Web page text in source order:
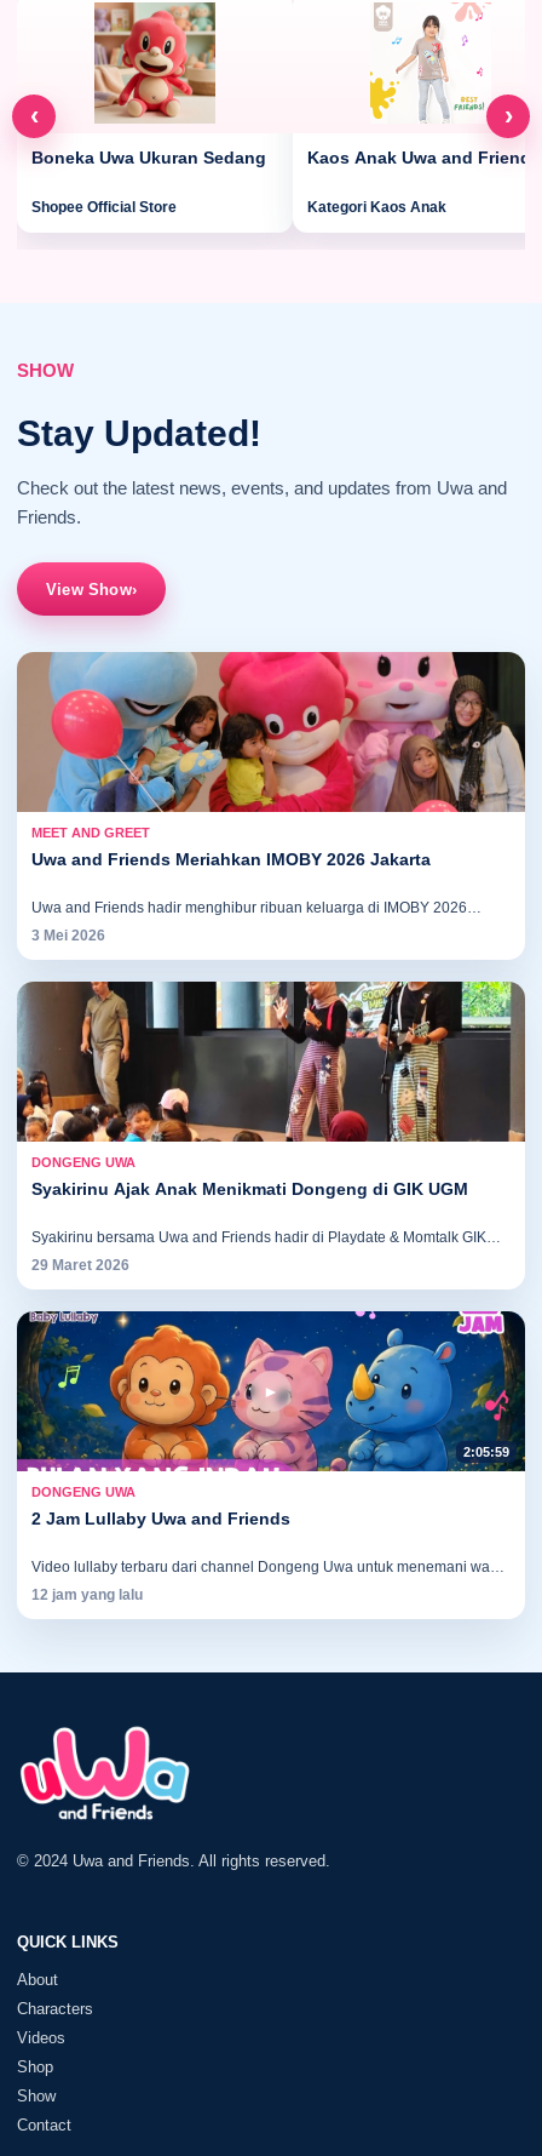
‹
Boneka Uwa Ukuran Sedang
Shopee Official Store
Kaos Anak Uwa and Friends
Kategori Kaos Anak
›
SHOW
Stay Updated!
Check out the latest news, events, and updates from Uwa and
Friends.
View Show›
MEET AND GREET
Uwa and Friends Meriahkan IMOBY 2026 Jakarta
Uwa and Friends hadir menghibur ribuan keluarga di IMOBY 2026
Jakarta. Uwa, Mica, dan Pito mengajak anak-anak bernyanyi, menari,
3 Mei 2026
DONGENG UWA
Syakirinu Ajak Anak Menikmati Dongeng di GIK UGM
Syakirinu bersama Uwa and Friends hadir di Playdate & Momtalk GIK
UGM pada 29 Maret 2026. Dalam acara ini, Syakirinu membawakan
berbagai aktivitas kreatif serta ditutup dengan bernyanyi dan menari
bersama Uwa, Mica, dan Pito.
29 Maret 2026
►
2:05:59
DONGENG UWA
2 Jam Lullaby Uwa and Friends
Video lullaby terbaru dari channel Dongeng Uwa untuk menemani waktu
istirahat anak.
12 jam yang lalu
© 2024 Uwa and Friends. All rights reserved.
QUICK LINKS
About
Characters
Videos
Shop
Show
Contact